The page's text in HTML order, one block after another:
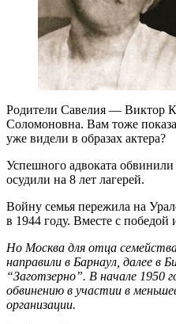
Родители Савелия — Виктор
Соломоновна. Вам тоже
уже видели в образах актера?
Успешного адвоката
осудили на 8 лет лагерей.
Войну семья пережила на
в 1944 году. Вместе с победой
Но Москва для отца
направили в Барнаул, далее в
“Заготзерно”. В начале 1950
обвинению в участии в
организации.